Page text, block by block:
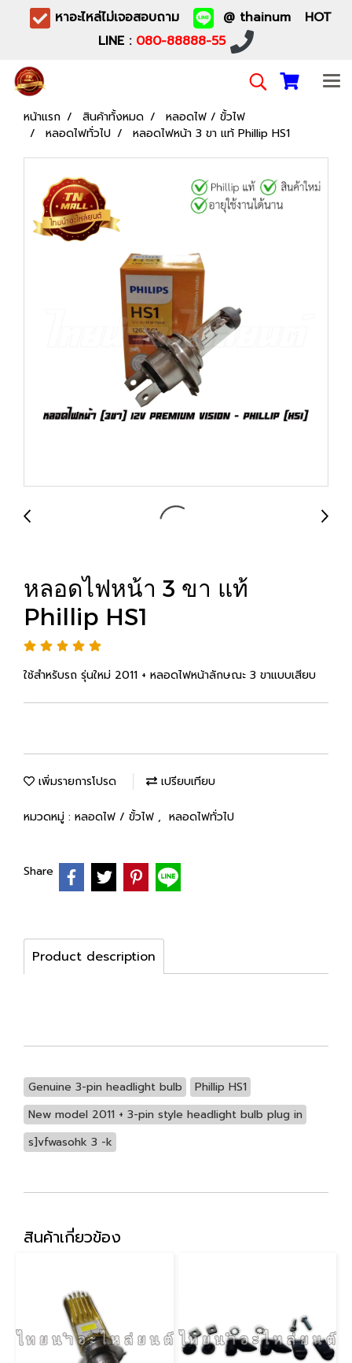
หาอะไหล่ไม่เจอสอบถาม
@ thainum HOT
LINE : 080-88888-55
หน้าแรก สินค้าทั้งหมด
หลอดไฟ / ขั้วไฟ
หลอดไฟทั่วไป
หลอดไฟหน้า 3 ขา แท้ Phillip HS1
หลอดไฟหน้า 3 ขา แท้
Phillip HS1
ใช้สำหรับรถ รุ่นใหม่ 2011 + หลอดไฟหน้าลักษณะ 3 ขาแบบเสียบ
เพิ่มรายการโปรด เปรียบเทียบ
หมวดหมู่ : หลอดไฟ / ขั้วไฟ , หลอดไฟทั่วไป
Share
Product description
Genuine 3-pin headlight bulb
Phillip HS1
New model 2011 + 3-pin style headlight bulb plug in
s]vfwasohk 3 -k
สินค้าเกี่ยวข้อง